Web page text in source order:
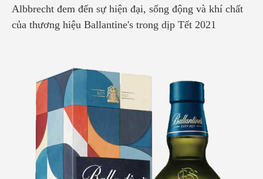
Albbrecht đem đến sự hiện đại, sống động và khí chất
của thương hiệu Ballantine's trong dịp Tết 2021